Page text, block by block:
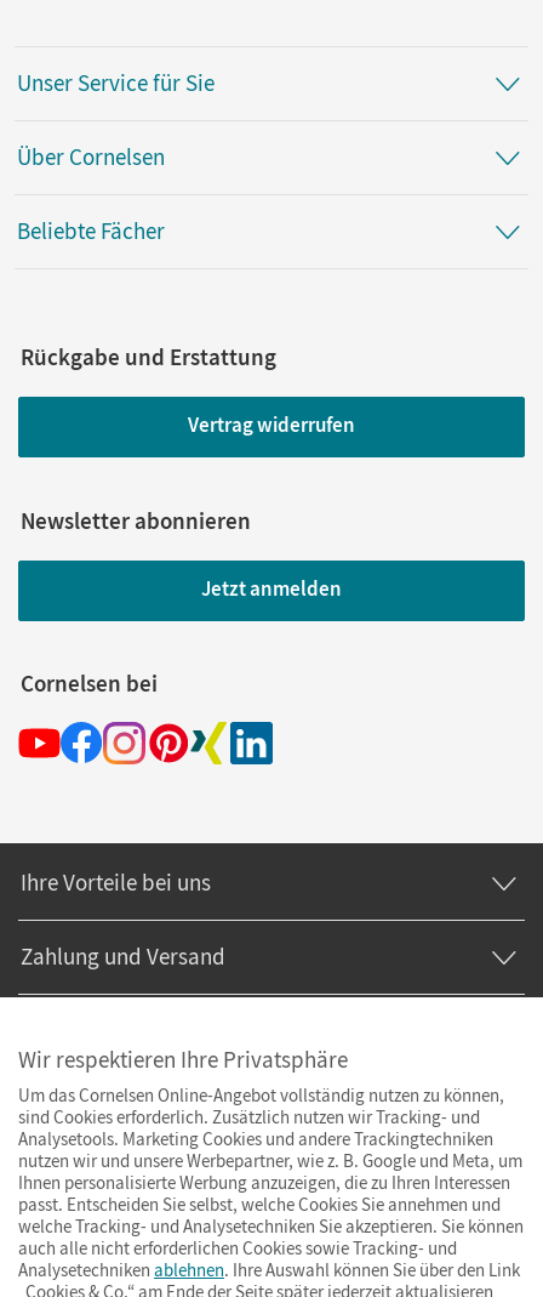
Unser Service für Sie
Über Cornelsen
Beliebte Fächer
Rückgabe und Erstattung
Vertrag widerrufen
Newsletter abonnieren
Jetzt anmelden
Cornelsen bei
Ihre Vorteile bei uns
Zahlung und Versand
Wir respektieren Ihre Privatsphäre
Um das Cornelsen Online-Angebot vollständig nutzen zu können,
sind Cookies erforderlich. Zusätzlich nutzen wir Tracking- und
Analysetools. Marketing Cookies und andere Trackingtechniken
nutzen wir und unsere Werbepartner, wie z. B. Google und Meta, um
Ihnen personalisierte Werbung anzuzeigen, die zu Ihren Interessen
passt. Entscheiden Sie selbst, welche Cookies Sie annehmen und
welche Tracking- und Analysetechniken Sie akzeptieren. Sie können
auch alle nicht erforderlichen Cookies sowie Tracking- und
Analysetechniken ablehnen. Ihre Auswahl können Sie über den Link
„Cookies & Co.“ am Ende der Seite später jederzeit aktualisieren